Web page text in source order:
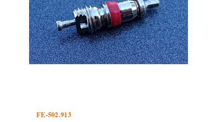
FE-502.913